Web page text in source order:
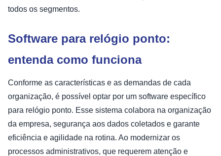
todos os segmentos.
Software para relógio ponto:
entenda como funciona
Conforme as características e as demandas de cada
organização, é possível optar por um software específico
para relógio ponto. Esse sistema colabora na organização
da empresa, segurança aos dados coletados e garante
eficiência e agilidade na rotina. Ao modernizar os
processos administrativos, que requerem atenção e